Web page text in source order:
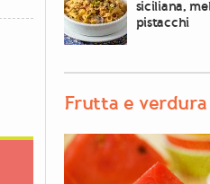
siciliana,
pistacchi
Frutta e